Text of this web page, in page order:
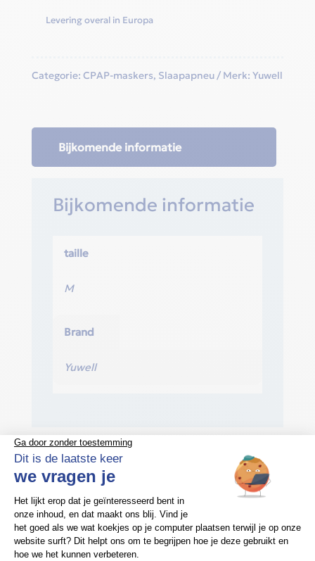
Levering overal in Europa
Categorie: CPAP-maskers, Slaapapneu Merk: Yuwell
Bijkomende informatie
Bijkomende informatie
taille
M
Brand
Yuwell
Gerelateerde producten